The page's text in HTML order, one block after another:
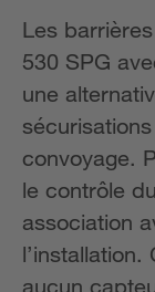
Les
530 SPG
une
convoyage.
le contrôle
association
aucun